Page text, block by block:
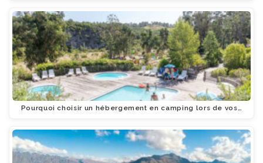
Pourquoi choisir un hébergement en camping lors de vos…